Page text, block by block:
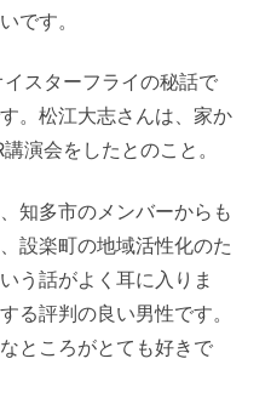
です。
スターフライの秘話で
。松江大志さんは、家か
演会をしたとのこと。
知多市のメンバーからも
設楽町の地域活性化のた
う話がよく耳に入りま
る評判の良い男性です。
ところがとても好きで